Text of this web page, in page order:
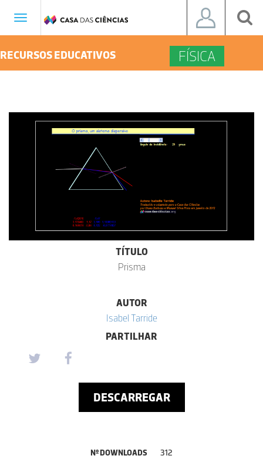
Toggle
RECURSOS EDUCATIVOS FÍSICA
TÍTULO
Prisma
AUTOR
Isabel Tarride
PARTILHAR
DESCARREGAR
Nº DOWNLOADS 312